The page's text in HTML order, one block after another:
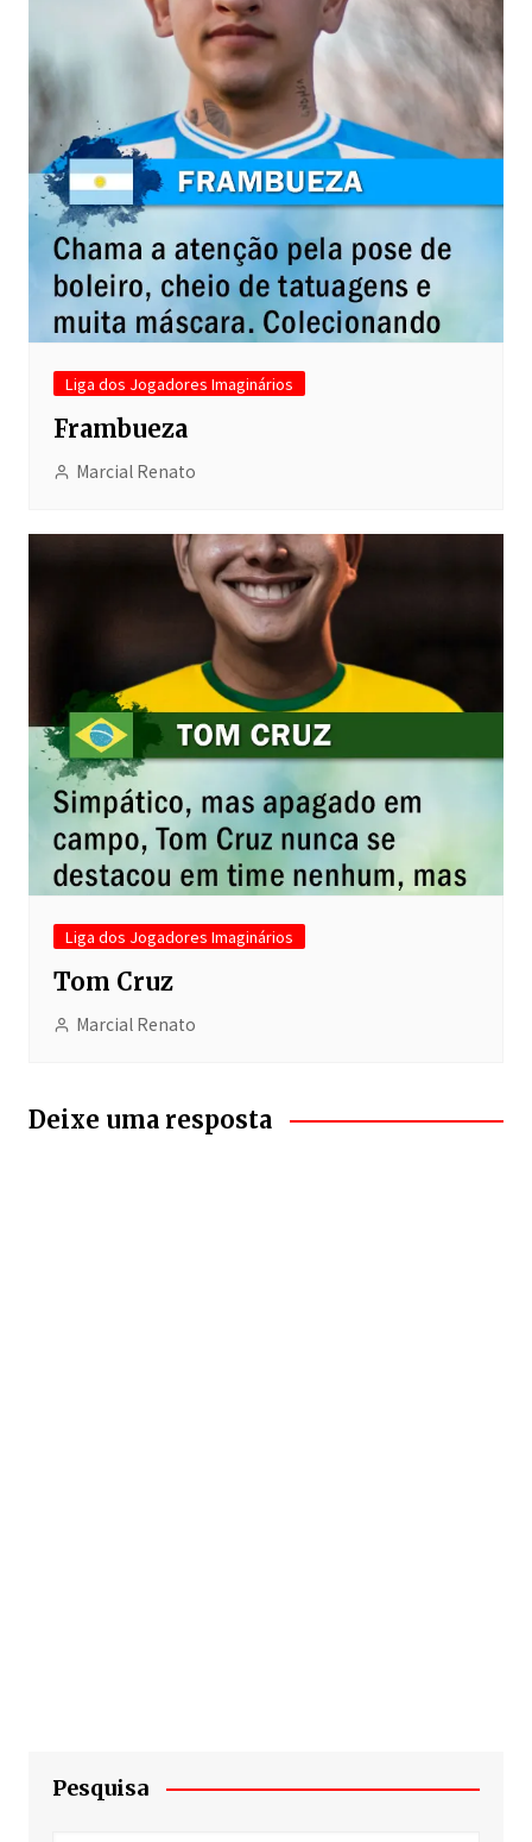
Liga dos Jogadores Imaginários
Frambueza
Marcial Renato
Liga dos Jogadores Imaginários
Tom Cruz
Marcial Renato
Deixe uma resposta
Pesquisa